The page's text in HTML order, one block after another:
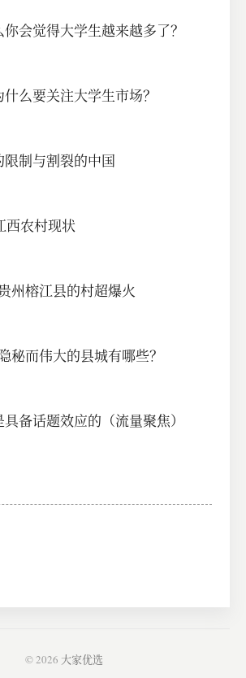
你会觉得大学生越来越多了？
什么要关注大学生市场？
限制与割裂的中国
西农村现状
州榕江县的村超爆火
秘而伟大的县城有哪些？
备话题效应的（流量聚焦）
© 2026 大家优选